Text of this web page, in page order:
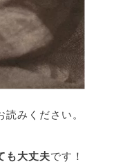
みください。
も大丈夫です！